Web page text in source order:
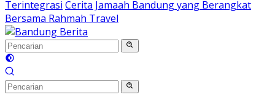
Terintegrasi Cerita Jamaah Bandung yang Berangkat
Bersama Rahmah Travel